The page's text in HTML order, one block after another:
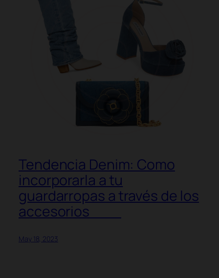
Tendencia Denim: Como
incorporarla a tu
guardarropas a través de los
accesorios
May 18, 2023